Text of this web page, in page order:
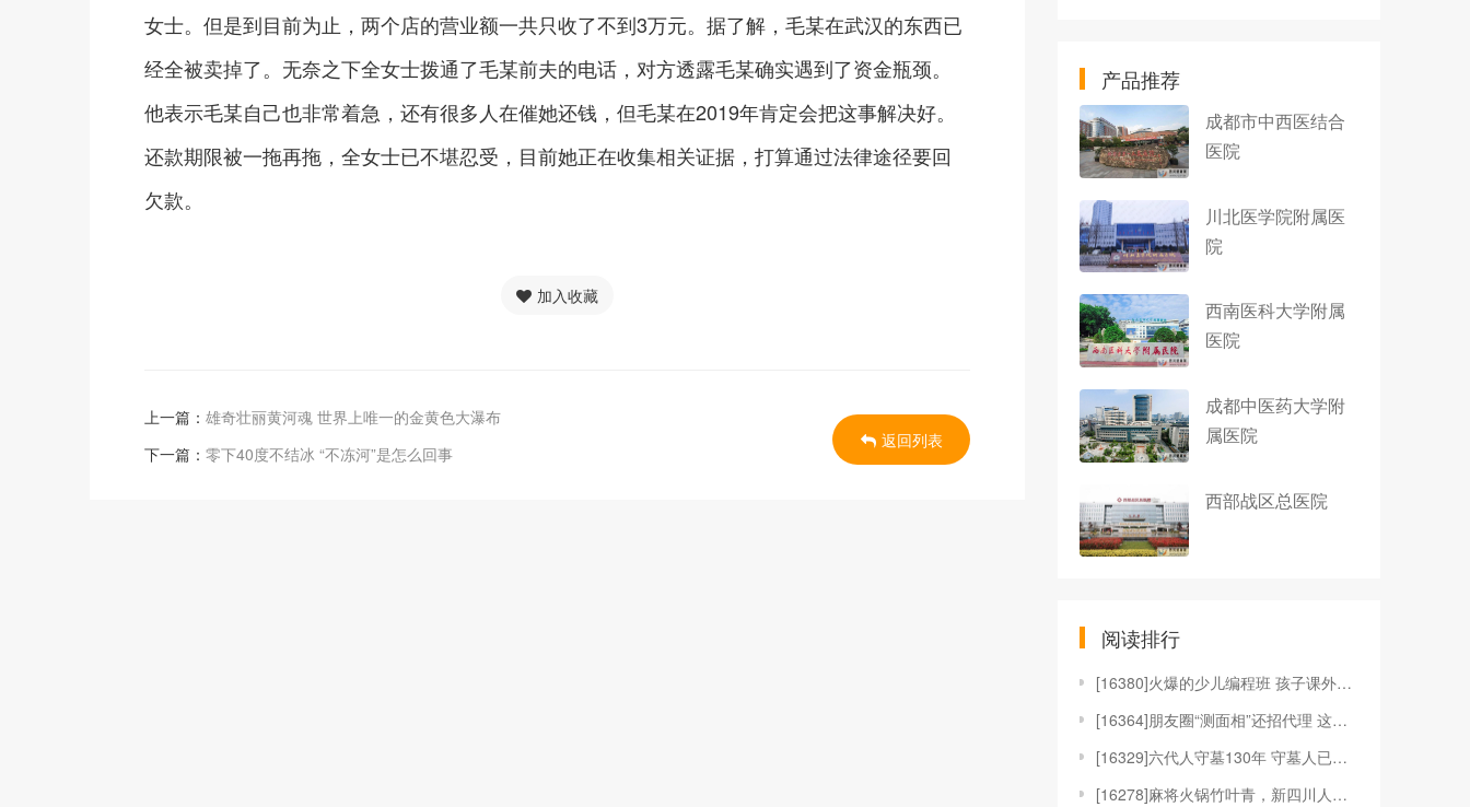
女士。但是到目前为止，两个店的营业额一共只收了不到3万元。据了解，毛某在武汉的东西已
经全被卖掉了。无奈之下全女士拨通了毛某前夫的电话，对方透露毛某确实遇到了资金瓶颈。
他表示毛某自己也非常着急，还有很多人在催她还钱，但毛某在2019年肯定会把这事解决好。
还款期限被一拖再拖，全女士已不堪忍受，目前她正在收集相关证据，打算通过法律途径要回
欠款。
加入收藏
上一篇： 雄奇壮丽黄河魂 世界上唯一的金黄色大瀑布
下一篇： 零下40度不结冰 “不冻河”是怎么回事
返回列表
产品推荐
成都市中西医结合
医院
川北医学院附属医
院
西南医科大学附属
医院
成都中医药大学附
属医院
西部战区总医院
阅读排行
[16380]火爆的少儿编程班 孩子课外培训课程表里
[16364]朋友圈“测面相”还招代理 这安全可靠
[16329]六代人守墓130年 守墓人已经传了6
[16278]麻将火锅竹叶青，新四川人过年三大件